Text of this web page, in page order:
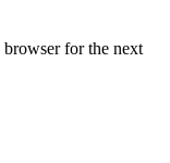
browser for the next